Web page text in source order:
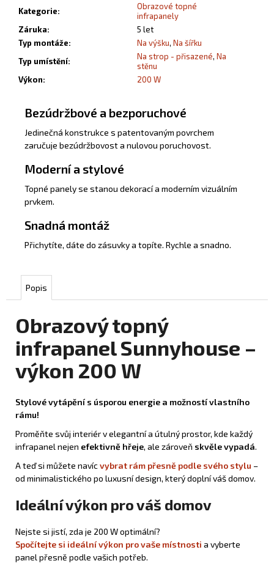
Kategorie:
Obrazové topné
infrapanely
Záruka:
5 let
Typ montáže: Na výšku, Na šířku
Typ umístění: Na strop - přisazené, Na
stěnu
Výkon: 200 W
Bezúdržbové a bezporuchové
Jedinečná konstrukce s patentovaným povrchem
zaručuje bezúdržbovost a nulovou poruchovost.
Moderní a stylové
Topné panely se stanou dekorací a moderním vizuálním
prvkem.
Snadná montáž
Přichytíte, dáte do zásuvky a topíte. Rychle a snadno.
Popis
Obrazový topný
infrapanel Sunnyhouse –
výkon 200 W
Stylové vytápění s úsporou energie a možností vlastního
rámu!
Proměňte svůj interiér v elegantní a útulný prostor, kde každý
infrapanel nejen efektivně hřeje, ale zároveň skvěle vypadá.
A teď si můžete navícvybrat rám přesně podle svého stylu –
od minimalistického po luxusní design, který doplní váš domov.
Ideální výkon pro váš domov
Nejste si jistí, zda je 200 W optimální?
Spočítejte si ideální výkon pro vaše místnosti a vyberte
panel přesně podle vašich potřeb.